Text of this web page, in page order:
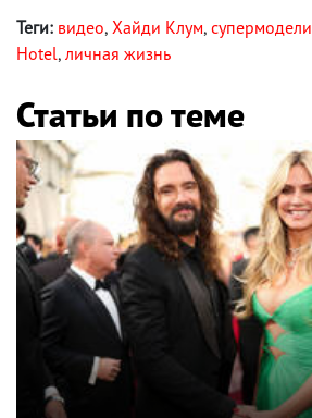
Теги: видео, Хайди Клум, супермодели
Hotel, личная жизнь
Статьи по теме